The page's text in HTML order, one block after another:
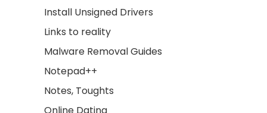
Install Unsigned Drivers
Links to reality
Malware Removal Guides
Notepad++
Notes, Toughts